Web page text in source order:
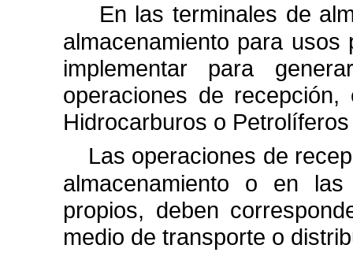
En las terminales de
almacenamiento para usos
implementar para
operaciones de
Hidrocarburos o
Las operaciones de
almacenamiento o en las
propios, deben
medio de transporte o